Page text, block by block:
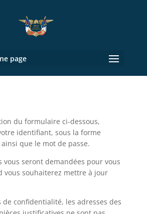
page
du formulaire ci-dessous,
identifiant, sous la forme
que le mot de passe.
vous seront demandées pour vous
vous souhaiterez mettre à jour
de confidentialité, les adresses des